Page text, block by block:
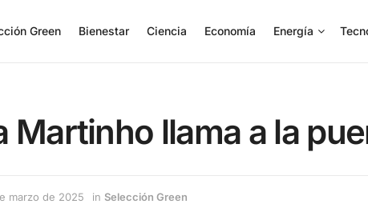
Green Bienestar Ciencia Economía Energía
Martinho llama a la
marzo de 2025 in Selección Green